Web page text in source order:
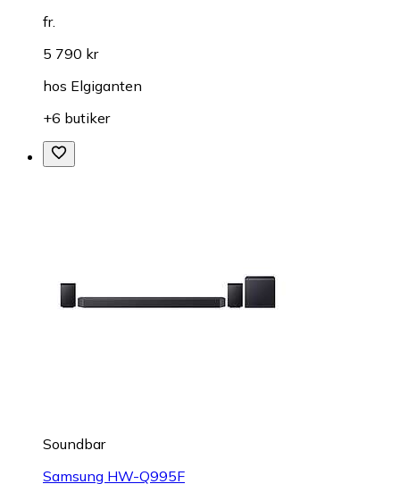
fr.
5 790 kr
hos Elgiganten
+6 butiker
Soundbar
Samsung HW-Q995F